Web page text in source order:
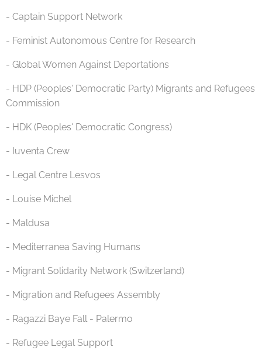
- Captain Support Network
- Feminist Autonomous Centre for Research
- Global Women Against Deportations
- HDP (Peoples' Democratic Party) Migrants and Refugees
Commission
- HDK (Peoples' Democratic Congress)
- Iuventa Crew
- Legal Centre Lesvos
- Louise Michel
- Maldusa
- Mediterranea Saving Humans
- Migrant Solidarity Network (Switzerland)
- Migration and Refugees Assembly
- Ragazzi Baye Fall - Palermo
- Refugee Legal Support